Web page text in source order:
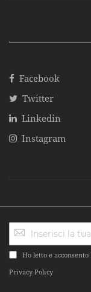
Facebook
Twitter
Linkedin
Instagram
Ho letto e
Privacy Policy